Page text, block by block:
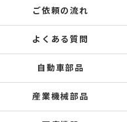
ご依頼の流れ
よくある質問
自動車部品
産業機械部品